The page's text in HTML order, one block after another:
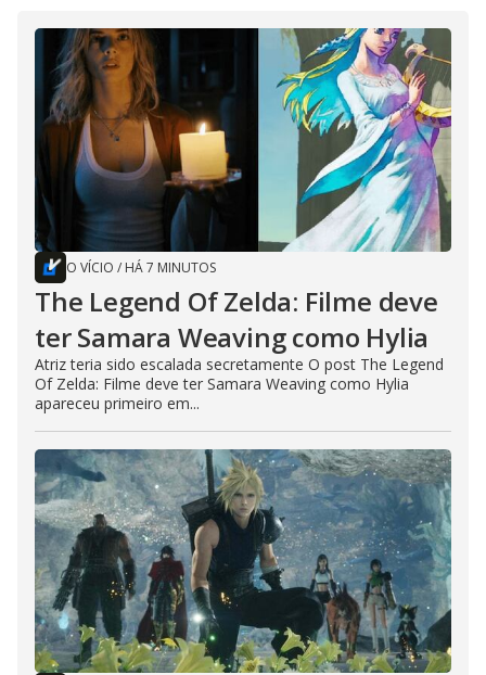
O VÍCIO / HÁ 7 MINUTOS
The Legend Of Zelda: Filme deve
ter Samara Weaving como Hylia
Atriz teria sido escalada secretamente O post The Legend
Of Zelda: Filme deve ter Samara Weaving como Hylia
apareceu primeiro em...